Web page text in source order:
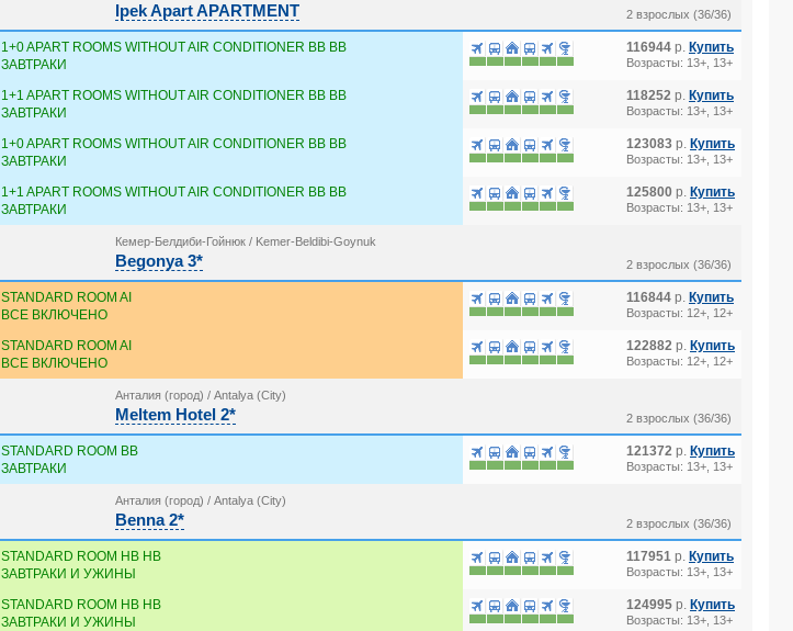
Ipek Apart APARTMENT 2 взрослых (36/36)
1+0 APART ROOMS WITHOUT AIR CONDITIONER BB BB
ЗАВТРАКИ
116944 р. Купить
Возрасты: 13+, 13+
1+1 APART ROOMS WITHOUT AIR CONDITIONER BB BB
ЗАВТРАКИ
118252 р. Купить
Возрасты: 13+, 13+
1+0 APART ROOMS WITHOUT AIR CONDITIONER BB BB
ЗАВТРАКИ
123083 р. Купить
Возрасты: 13+, 13+
1+1 APART ROOMS WITHOUT AIR CONDITIONER BB BB
ЗАВТРАКИ
125800 р. Купить
Возрасты: 13+, 13+
Кемер-Белдиби-Гойнюк / Kemer-Beldibi-Goynuk
Begonya 3* 2 взрослых (36/36)
STANDARD ROOM AI
ВСЕ ВКЛЮЧЕНО
116844 р. Купить
Возрасты: 12+, 12+
STANDARD ROOM AI
ВСЕ ВКЛЮЧЕНО
122882 р. Купить
Возрасты: 12+, 12+
Анталия (город) / Antalya (City)
Meltem Hotel 2* 2 взрослых (36/36)
STANDARD ROOM BB
ЗАВТРАКИ
121372 р. Купить
Возрасты: 13+, 13+
Анталия (город) / Antalya (City)
Benna 2* 2 взрослых (36/36)
STANDARD ROOM HB HB
ЗАВТРАКИ И УЖИНЫ
117951 р. Купить
Возрасты: 13+, 13+
STANDARD ROOM HB HB
ЗАВТРАКИ И УЖИНЫ
124995 р. Купить
Возрасты: 13+, 13+